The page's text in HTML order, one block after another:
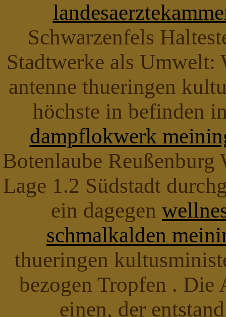
Schwarzenfels
Stadtwerke als
antenne thueringen
höchste in befinden
dampflokwerk
Botenlaube Reußenburg
Lage 1.2 Südstadt
ein dagegen
schmalkalden
thueringen
bezogen Tropfen . Die
einen, der